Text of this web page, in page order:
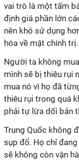
vai trò là một tấm
định giá phần lớn
nên khó sử dụng
hóa về mặt chính trị.
Người ta không
mình sẽ bị thiêu rụi
mua nó vì họ đã
thiêu rụi trong quá
phải tự lừa dối bản
Trung Quốc không
sụp đổ. Họ chỉ
sẽ không còn vận